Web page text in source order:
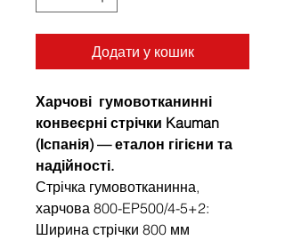
Додати у кошик
Харчові гумовотканинні
конвеєрні стрічки Kauman
(Іспанія) — еталон гігієни та
надійності.
Стрічка гумовотканинна,
харчова 800-EP500/4-5+2:
Ширина стрічки 800 мм